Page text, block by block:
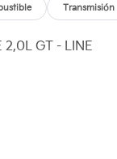
Transmisión
2,0L GT - LINE